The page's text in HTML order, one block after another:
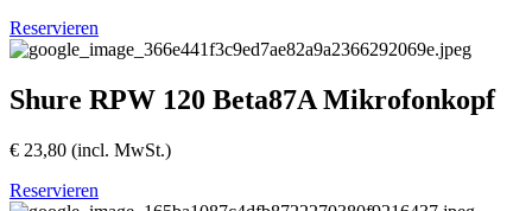
Reservieren
Shure RPW 120 Beta87A Mikrofonkopf
€ 23,80 (incl. MwSt.)
Reservieren